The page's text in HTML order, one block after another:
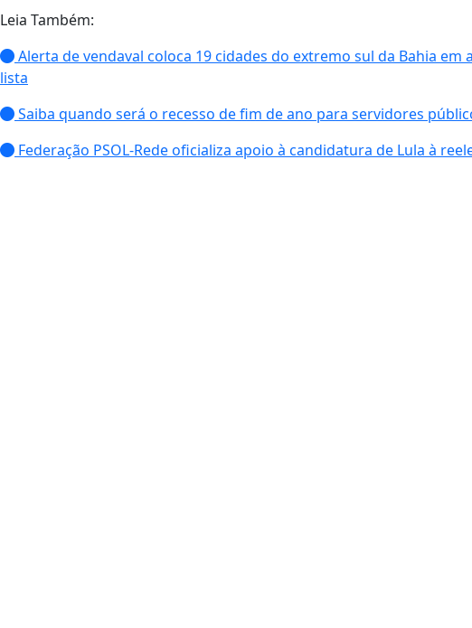
Leia Também:
Alerta de vendaval coloca 19 cidades do extremo sul da Bahia em
lista
Saiba quando será o recesso de fim de ano para servidores
Federação PSOL-Rede oficializa apoio à candidatura de Lula à